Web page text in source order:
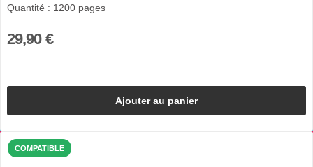
Quantité : 1200 pages
29,90 €
Ajouter au panier
COMPATIBLE